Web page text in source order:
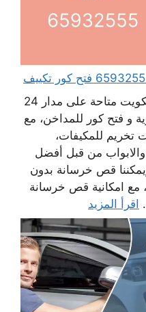
خدمات شركة قص خرسانة الكويت متاحة على مدار 24
و فتح كور للمداخن، مع
تخريم للمكيفات،
من قبل أفضل
قص خرسانة بدون
مع امكانية قص خرسانة
اقرأ المزيد